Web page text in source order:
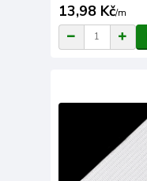
13,98 Kč/m